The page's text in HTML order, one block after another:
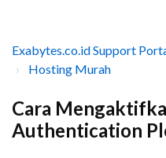
Exabytes.co.id Support
Hosting Murah
Cara
Authentication